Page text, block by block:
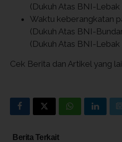
(Dukuh Atas BNI-Lebak
Waktu keberangkatan
(Dukuh Atas BNI-
(Dukuh Atas BNI-Lebak
Cek Berita dan Artikel yang
Berita Terkait